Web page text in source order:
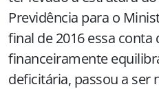
Previdência para o
final de 2016 essa conta
financeiramente
deficitária, passou a ser